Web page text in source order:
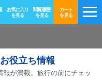
お気に入り
を見る
閲覧履歴
を見る
カート
を見る
役立ち情報
報が満載。旅行の前にチェッ